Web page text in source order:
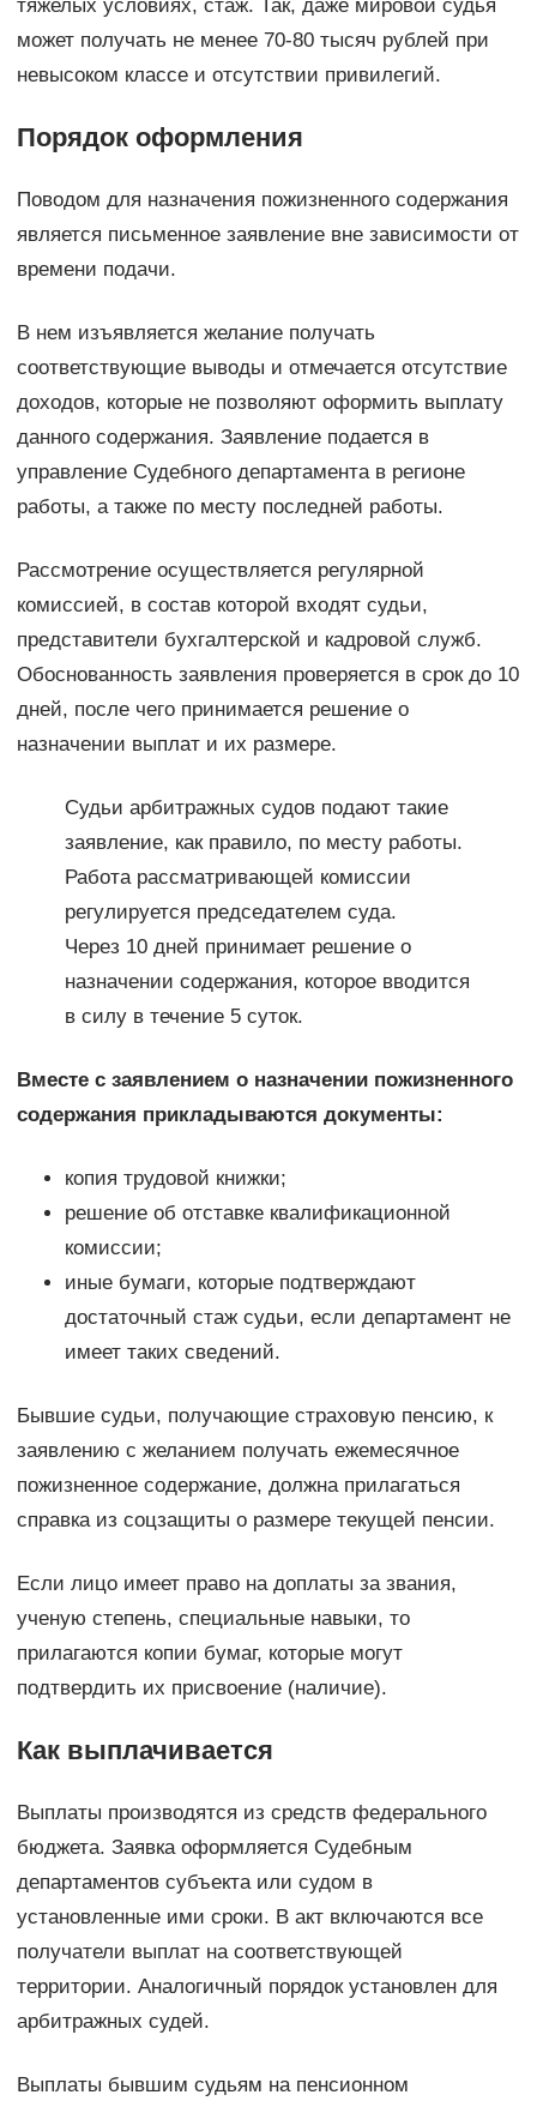
тяжелых условиях, стаж. Так, даже мировой судья
может получать не менее 70-80 тысяч рублей при
невысоком классе и отсутствии привилегий.
Порядок оформления
Поводом для назначения пожизненного содержания
является письменное заявление вне зависимости от
времени подачи.
В нем изъявляется желание получать
соответствующие выводы и отмечается отсутствие
доходов, которые не позволяют оформить выплату
данного содержания. Заявление подается в
управление Судебного департамента в регионе
работы, а также по месту последней работы.
Рассмотрение осуществляется регулярной
комиссией, в состав которой входят судьи,
представители бухгалтерской и кадровой служб.
Обоснованность заявления проверяется в срок до 10
дней, после чего принимается решение о
назначении выплат и их размере.
Судьи арбитражных судов подают такие
заявление, как правило, по месту работы.
Работа рассматривающей комиссии
регулируется председателем суда.
Через 10 дней принимает решение о
назначении содержания, которое вводится
в силу в течение 5 суток.
Вместе с заявлением о назначении пожизненного
содержания прикладываются документы:
копия трудовой книжки;
решение об отставке квалификационной
комиссии;
иные бумаги, которые подтверждают
достаточный стаж судьи, если департамент не
имеет таких сведений.
Бывшие судьи, получающие страховую пенсию, к
заявлению с желанием получать ежемесячное
пожизненное содержание, должна прилагаться
справка из соцзащиты о размере текущей пенсии.
Если лицо имеет право на доплаты за звания,
ученую степень, специальные навыки, то
прилагаются копии бумаг, которые могут
подтвердить их присвоение (наличие).
Как выплачивается
Выплаты производятся из средств федерального
бюджета. Заявка оформляется Судебным
департаментов субъекта или судом в
установленные ими сроки. В акт включаются все
получатели выплат на соответствующей
территории. Аналогичный порядок установлен для
арбитражных судей.
Выплаты бывшим судьям на пенсионном